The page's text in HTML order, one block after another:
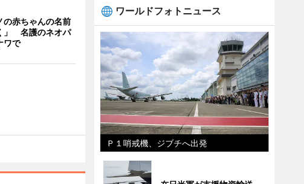
の赤ちゃんの名前
」 名護のネオパ
ワで
ワールドフォトニュース
Ｐ１哨戒機、ジブチへ出発